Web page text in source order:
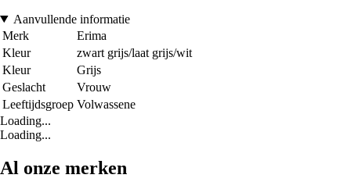
Aanvullende informatie
Merk
Erima
Kleur
zwart grijs/laat grijs/wit
Kleur
Grijs
Geslacht
Vrouw
Leeftijdsgroep Volwassene
Loading...
Loading...
Al onze merken